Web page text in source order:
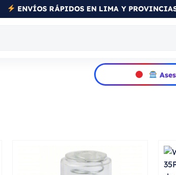
PRODUCTOS INDUSTRIALES